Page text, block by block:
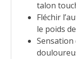
talon
Fléchir
le poids
Sensation